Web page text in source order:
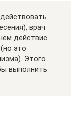
врач
действие
это
Этого
выполнить